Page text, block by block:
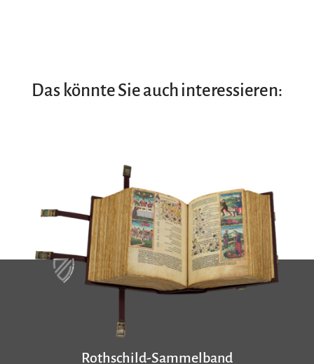
Das könnte Sie auch interessieren:
Rothschild-Sammelband